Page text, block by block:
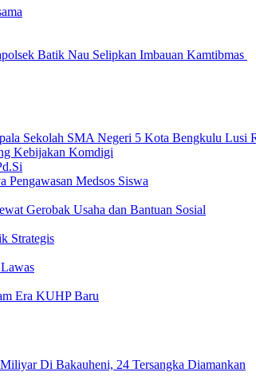
Batik Nau Selipkan Imbauan Kamtibmas
Kebijakan Komdigi
Medsos Siswa
Gerobak Usaha dan Bantuan Sosial
Strategis
Era KUHP Baru
Di Bakauheni, 24 Tersangka Diamankan